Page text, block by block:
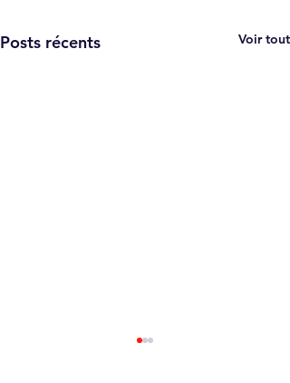
Posts récents Voir tout